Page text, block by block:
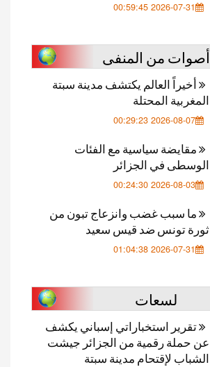
2026-07-31 00:59:45
أصوات من المنفى
أخيراً العالم يكتشف مدينة سبتة
المغربية المحتلة
2026-08-07 00:29:23
مقايضة سياسية مع الفئات
الوسطى في الجزائر
2026-08-03 00:24:30
ما سبب غضب وانزعاج تبون من
ثورة تونس ضد قيس سعيد
2026-07-31 01:04:38
لسعات
تقرير استخباراتي إسباني يكشف
عن حملة رقمية من الجزائر جيشت
الشباب لإقتحام مدينة سبتة